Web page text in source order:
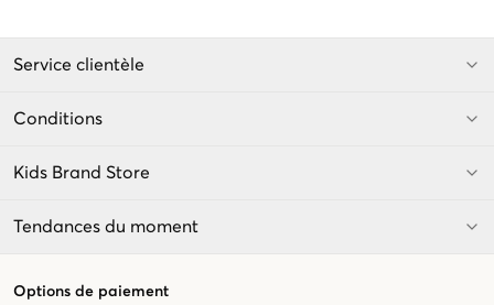
Service clientèle
Conditions
Kids Brand Store
Tendances du moment
Options de paiement